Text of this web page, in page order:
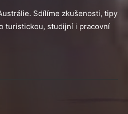
Sdílíme zkušenosti, tipy
turistickou, studijní i pracovní